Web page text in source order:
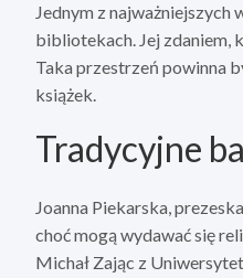
Jednym z najważniejszych
bibliotekach. Jej zdaniem,
Taka przestrzeń powinna
książek.
Tradycyjne
Joanna Piekarska,
choć mogą wydawać się
Michał Zając z